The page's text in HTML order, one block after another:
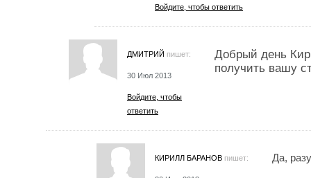
Войдите, чтобы ответить
ДМИТРИЙ пишет:
30 Июл 2013
Войдите, чтобы
ответить
Добрый день
получить вашу
КИРИЛЛ БАРАНОВ пишет: Да,